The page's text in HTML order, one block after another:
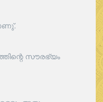
സൗരഭ്യം